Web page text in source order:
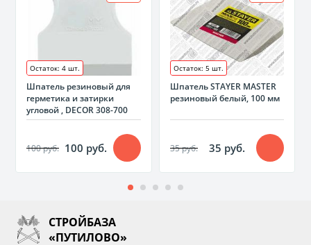
Остаток: 4 шт.
Шпатель резиновый для
герметика и затирки
угловой , DECOR 308-700
100 руб. 100 руб.
Остаток: 5 шт.
Шпатель STAYER MASTER
резиновый белый, 100 мм
35 руб. 35 руб.
СТРОЙБАЗА
«ПУТИЛОВО»